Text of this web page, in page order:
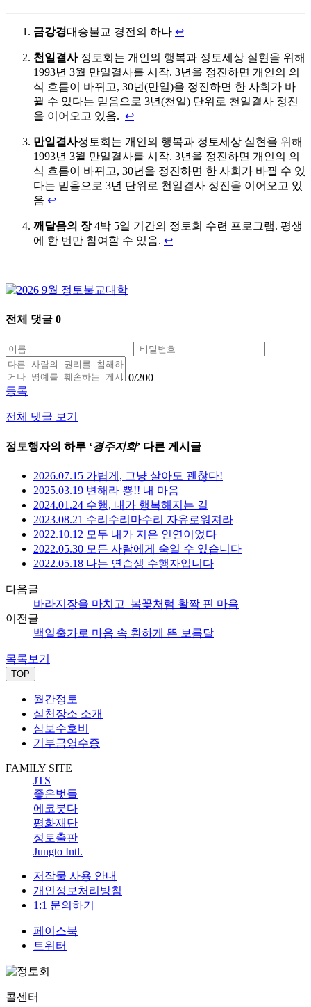
금강경대승불교 경전의 하나 ↩
천일결사정토회는 개인의 행복과 정토세상 실현을 위해
1993년 3월 만일결사를 시작. 3년을 정진하면 개인의 의
식 흐름이 바뀌고, 30년(만일)을 정진하면 한 사회가 바
뀔 수 있다는 믿음으로 3년(천일) 단위로 천일결사 정진
을 이어오고 있음. ↩
만일결사정토회는 개인의 행복과 정토세상 실현을 위해
1993년 3월 만일결사를 시작. 3년을 정진하면 개인의 의
식 흐름이 바뀌고, 30년을 정진하면 한 사회가 바뀔 수 있
다는 믿음으로 3년 단위로 천일결사 정진을 이어오고 있
음 ↩
깨달음의 장4박 5일 기간의 정토회 수련 프로그램. 평생
에 한 번만 참여할 수 있음. ↩
전체 댓글 0
0/200
등록
전체 댓글 보기
정토행자의 하루 ‘경주지회’ 다른 게시글
2026.07.15 가볍게, 그냥 살아도 괜찮다!
2025.03.19 변해라 뿅!! 내 마음
2024.01.24 수행, 내가 행복해지는 길
2023.08.21 수리수리마수리 자유로워져라
2022.10.12 모두 내가 지은 인연이었다
2022.05.30 모든 사람에게 숙일 수 있습니다
2022.05.18 나는 연습생 수행자입니다
다음글
바라지장을 마치고_봄꽃처럼 활짝 핀 마음
이전글
백일출가로 마음 속 환하게 뜬 보름달
목록보기
TOP
월간정토
실천장소 소개
삼보수호비
기부금영수증
FAMILY SITE
JTS
좋은벗들
에코붓다
평화재단
정토출판
Jungto Intl.
저작물 사용 안내
개인정보처리방침
1:1 문의하기
페이스북
트위터
콜센터